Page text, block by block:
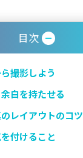
目次
撮影しよう
白を持たせる
レイアウトのコツ
付けること